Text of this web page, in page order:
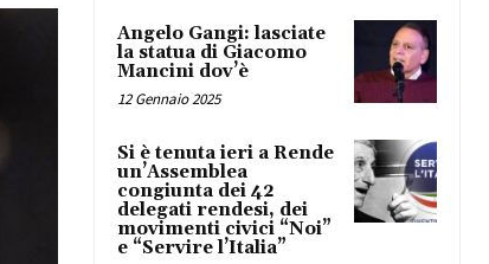
Angelo Gangi: lasciate
la statua di Giacomo
Mancini dov’è
12 Gennaio 2025
Si è tenuta ieri a Rende
un’Assemblea
congiunta dei 42
delegati rendesi, dei
movimenti civici “Noi”
e “Servire l’Italia”